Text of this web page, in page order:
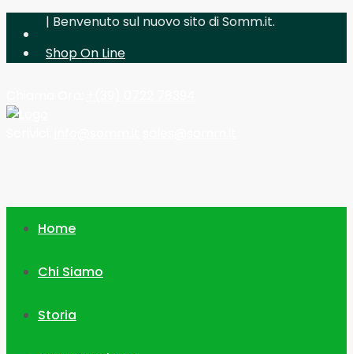
| Benvenuto sul nuovo sito di Somm.it.
Shop On Line
Home
Chi Siamo
Storia